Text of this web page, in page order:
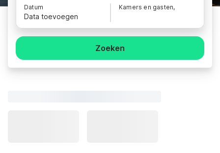
Datum
Data toevoegen
Kamers en gasten,
Zoeken